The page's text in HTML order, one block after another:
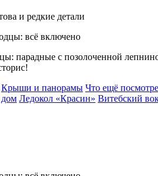
и редкие детали
парадные с позолоченной
Крыши и панорамы Что ещё
дом Ледокол «Красин» Витебский